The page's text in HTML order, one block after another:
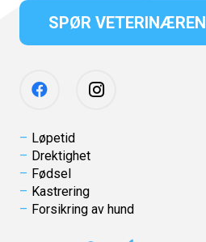
SPØR VETERINÆREN
Løpetid
Drektighet
Fødsel
Kastrering
Forsikring av hund